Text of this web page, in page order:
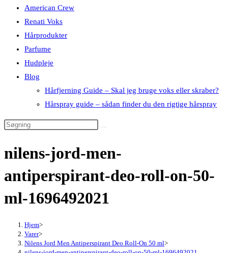
American Crew
Renati Voks
Hårprodukter
Parfume
Hudpleje
Blog
Hårfjerning Guide – Skal jeg bruge voks eller skraber?
Hårspray guide – sådan finder du den rigtige hårspray
nilens-jord-men-
antiperspirant-deo-roll-on-50-
ml-1696492021
Hjem>
Varer>
Nilens Jord Men Antiperspirant Deo Roll-On 50 ml>